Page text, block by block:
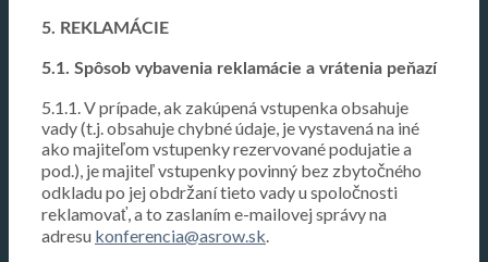
5. REKLAMÁCIE
5.1. Spôsob vybavenia reklamácie a vrátenia peňazí
5.1.1. V prípade, ak zakúpená vstupenka obsahuje
vady (t.j. obsahuje chybné údaje, je vystavená na iné
ako majiteľom vstupenky rezervované podujatie a
pod.), je majiteľ vstupenky povinný bez zbytočného
odkladu po jej obdržaní tieto vady u spoločnosti
reklamovať, a to zaslaním e-mailovej správy na
adresu konferencia@asrow.sk.